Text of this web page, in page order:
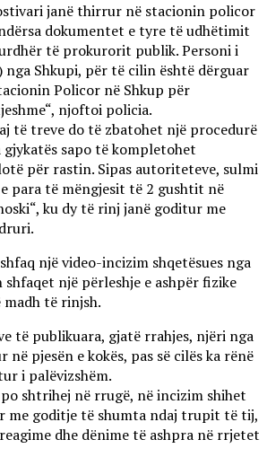
janë thirrur në stacionin policor
dokumentet e tyre të udhëtimit
të prokurorit publik. Personi i
nga Shkupi, për të cilin është dërguar
Policor në Shkup për
njoftoi policia.
të treve do të zbatohet një procedurë
sapo të kompletohet
për rastin. Sipas autoriteteve, sulmi
para të mëngjesit të 2 gushtit në
ku dy të rinj janë goditur me
një video-incizim shqetësues nga
një përleshje e ashpër fizike
të rinjsh.
të publikuara, gjatë rrahjes, njëri nga
pjesën e kokës, pas së cilës ka rënë
i palëvizshëm.
shtrihej në rrugë, në incizim shihet
me goditje të shumta ndaj trupit të tij,
dhe dënime të ashpra në rrjetet